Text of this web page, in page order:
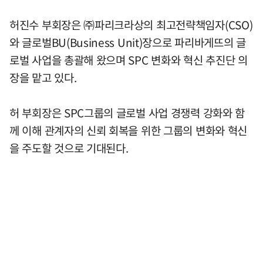
허진수 부회장은 ㈜파리크라상의 최고전략책임자(CSO)
와 글로벌BU(Business Unit)장으로 파리바게뜨의 글
로벌 사업을 총괄해 왔으며 SPC 변화와 혁신 추진단 의
장을 맡고 있다.
허 부회장은 SPC그룹의 글로벌 사업 경쟁력 강화와 함
께 이해 관계자의 신뢰 회복을 위한 그룹의 변화와 혁신
을 주도할 것으로 기대된다.